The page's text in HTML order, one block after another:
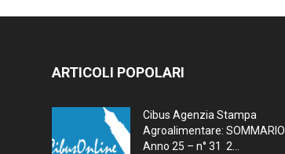
ARTICOLI POPOLARI
Cibus Agenzia Stampa
Agroalimentare: SOMMARIO
Anno 25 – n° 31 2...